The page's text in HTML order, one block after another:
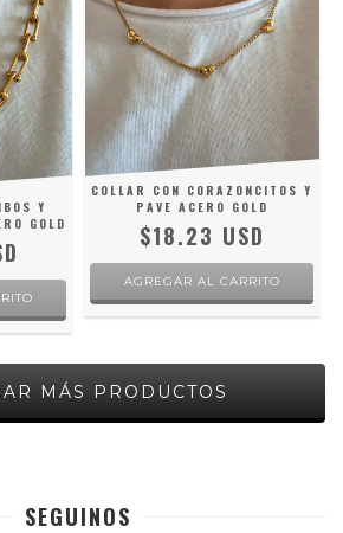
Y
GOLD
COLLAR CON CORAZONCITOS Y
PAVE ACERO GOLD
$18.23 USD
MÁS PRODUCTOS
SEGUINOS